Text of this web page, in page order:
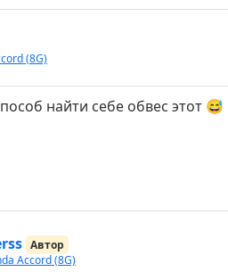
(8G)
найти себе обвес этот 😅
Автор
Accord (8G)